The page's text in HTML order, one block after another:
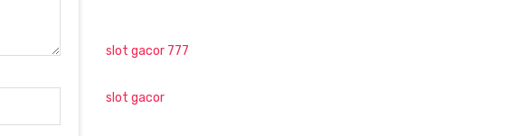
slot gacor 777
slot gacor